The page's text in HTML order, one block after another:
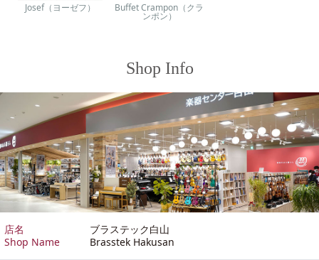
Josef（ヨーゼフ） Buffet Crampon（クラ
ンポン）
Shop Info
店名
Shop Name
ブラステック白山
Brasstek Hakusan